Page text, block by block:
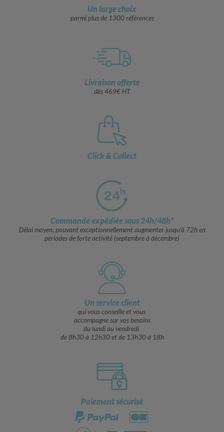
Un large choix
parmi plus de 1300 références
Livraison offerte
dès 469€ HT
Click & Collect
Commande expédiée sous 24h/48h*
Délai moyen, pouvant exceptionnellement augmenter jusqu’à 72h en
périodes de forte activité (septembre à décembre)
Un service client
qui vous conseille et vous
accompagne sur vos besoins
du lundi au vendredi
de 8h30 à 12h30 et de 13h30 à 18h
Paiement sécurisé